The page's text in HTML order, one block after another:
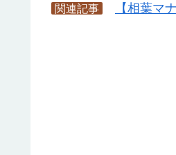
関連記事 【相葉マ